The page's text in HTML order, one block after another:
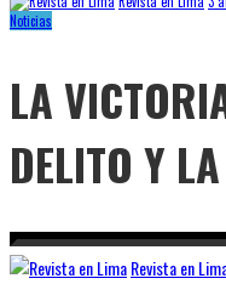
Noticias
LA
DELITO Y
Revista en